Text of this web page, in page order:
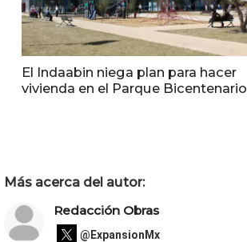
El Indaabin niega plan para hacer
vivienda en el Parque Bicentenario
Más acerca del autor:
Redacción Obras
@ExpansionMx